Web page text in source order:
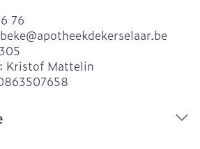
76
apotheekdekerselaar.be
Kristof Mattelin